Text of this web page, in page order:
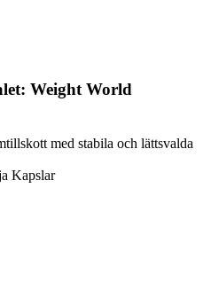
Weight World
med stabila och lättsvalda